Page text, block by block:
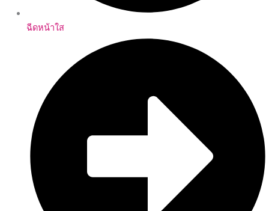
ฉีดหน้าใส